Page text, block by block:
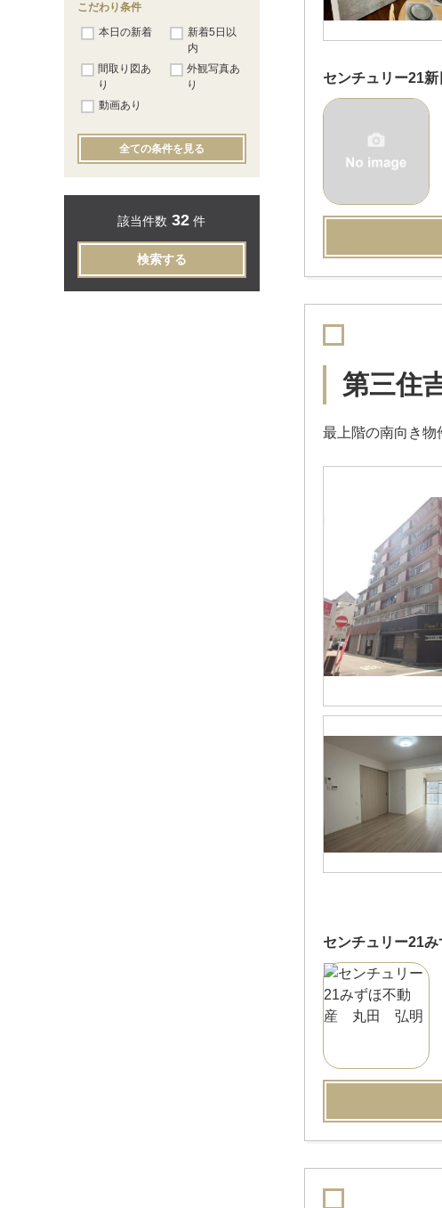
センチュリー21新
第三住
最上階の南向き物
センチュリー21
こだわり条件
本日の新着
新着5日以
内
間取り図あ
り
外観写真あ
り
動画あり
全ての条件を見る
該当件数 32 件
検索する